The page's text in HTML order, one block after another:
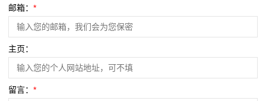
邮箱： *
主页：
留言： *